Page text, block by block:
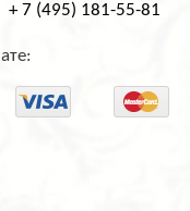
+ 7 (495) 181-55-81